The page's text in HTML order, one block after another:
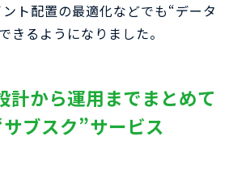
ト配置の最適化などでも“データ
きるようになりました。
計から運用までまとめて
ブスク”サービス